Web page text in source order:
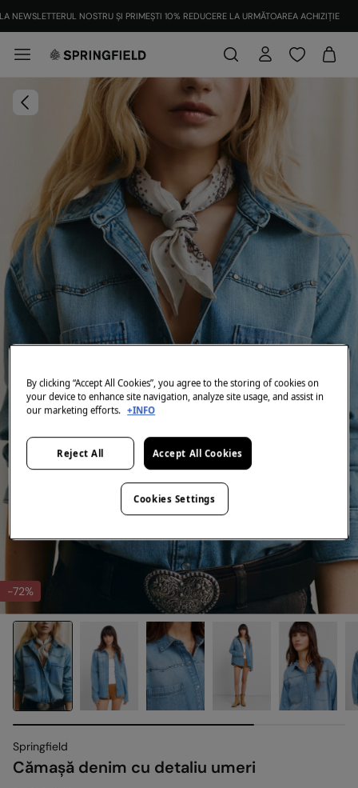
NEWSLETTERUL NOSTRU ȘI PRIMEȘTI 10% REDUCERE LA URMĂTOAREA ACHIZIȚIE
-72%
Springfield
Cămașă denim cu detaliu umeri
By clicking “Accept All Cookies”, you agree to the storing of cookies on
your device to enhance site navigation, analyze site usage, and assist in
our marketing efforts. +INFO
Reject All Accept All Cookies
Cookies Settings